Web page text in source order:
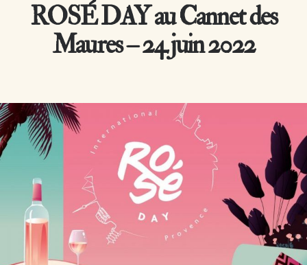
ROSÉ DAY au Cannet des
Maures – 24 juin 2022